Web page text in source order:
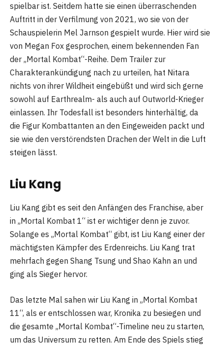
spielbar ist. Seitdem hatte sie einen überraschenden
Auftritt in der Verfilmung von 2021, wo sie von der
Schauspielerin Mel Jarnson gespielt wurde. Hier wird sie
von Megan Fox gesprochen, einem bekennenden Fan
der „Mortal Kombat“-Reihe. Dem Trailer zur
Charakterankündigung nach zu urteilen, hat Nitara
nichts von ihrer Wildheit eingebüßt und wird sich gerne
sowohl auf Earthrealm- als auch auf Outworld-Krieger
einlassen. Ihr Todesfall ist besonders hinterhältig, da
die Figur Kombattanten an den Eingeweiden packt und
sie wie den verstörendsten Drachen der Welt in die Luft
steigen lässt.
Liu Kang
Liu Kang gibt es seit den Anfängen des Franchise, aber
in „Mortal Kombat 1“ ist er wichtiger denn je zuvor.
Solange es „Mortal Kombat“ gibt, ist Liu Kang einer der
mächtigsten Kämpfer des Erdenreichs. Liu Kang trat
mehrfach gegen Shang Tsung und Shao Kahn an und
ging als Sieger hervor.
Das letzte Mal sahen wir Liu Kang in „Mortal Kombat
11“, als er entschlossen war, Kronika zu besiegen und
die gesamte „Mortal Kombat“-Timeline neu zu starten,
um das Universum zu retten. Am Ende des Spiels stieg